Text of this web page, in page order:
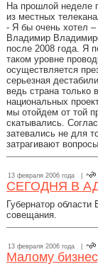
На прошлой неделе
из местных
- Я бы очень хотел
Владимир
после 2008 года. Я
таком уровне
осуществляется
серьезная
ведь страна
национальных
мы отойдем от той
скатывались.
затевались не для
затрагивают
13 февраля 2006 года |
СЕГОДНЯ В
Губернатор
совещания.
13 февраля 2006 года |
Малому